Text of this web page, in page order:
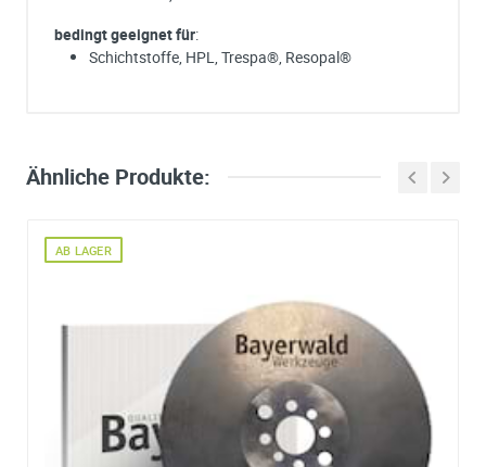
bedingt geeignet für:
Schichtstoffe, HPL, Trespa®, Resopal®
Bitte unterbreiten Sie mir ein Angebot:
Bitte teilen Sie uns die gewünschte Menge mit
Zustimmung zur Datenverarbeitung
Ähnliche Produkte:
AB LAGER